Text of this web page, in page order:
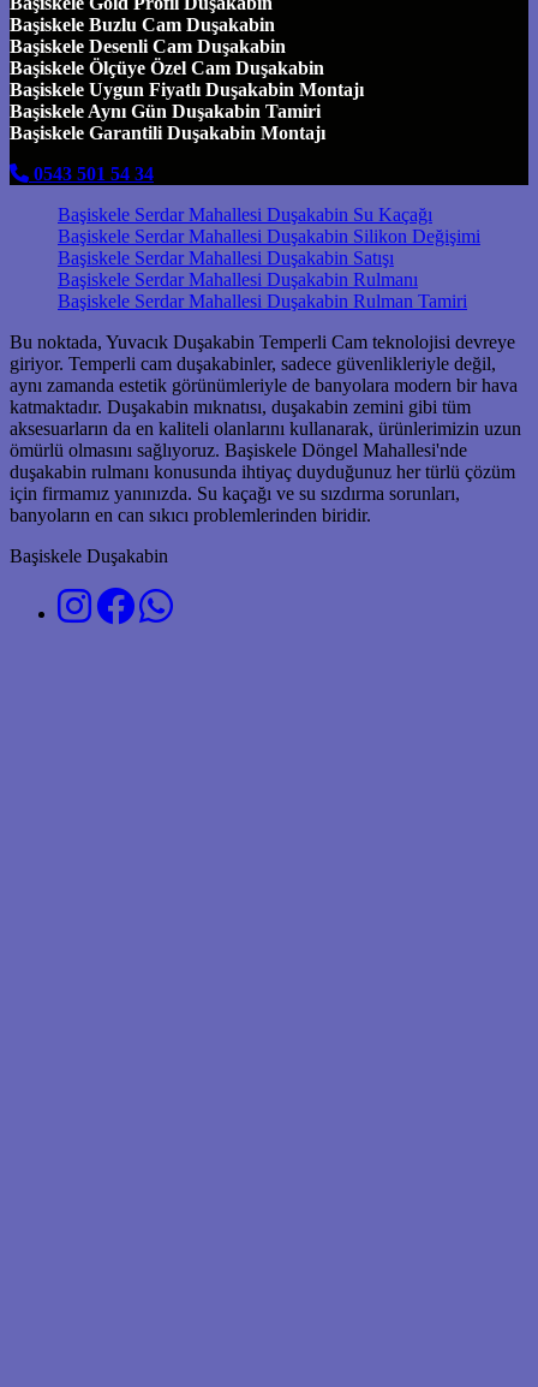
Başiskele Buzlu Cam Duşakabin
Başiskele Desenli Cam Duşakabin
Başiskele Ölçüye Özel Cam Duşakabin
Başiskele Uygun Fiyatlı Duşakabin Montajı
Başiskele Aynı Gün Duşakabin Tamiri
Başiskele Garantili Duşakabin Montajı
0543 501 54 34
Başiskele Serdar Mahallesi Duşakabin Su Kaçağı
Başiskele Serdar Mahallesi Duşakabin Silikon Değişimi
Başiskele Serdar Mahallesi Duşakabin Satışı
Başiskele Serdar Mahallesi Duşakabin Rulmanı
Başiskele Serdar Mahallesi Duşakabin Rulman Tamiri
Bu noktada, Yuvacık Duşakabin Temperli Cam teknolojisi devreye
giriyor. Temperli cam duşakabinler, sadece güvenlikleriyle değil,
aynı zamanda estetik görünümleriyle de banyolara modern bir hava
katmaktadır. Duşakabin mıknatısı, duşakabin zemini gibi tüm
aksesuarların da en kaliteli olanlarını kullanarak, ürünlerimizin uzun
ömürlü olmasını sağlıyoruz. Başiskele Döngel Mahallesi'nde
duşakabin rulmanı konusunda ihtiyaç duyduğunuz her türlü çözüm
için firmamız yanınızda. Su kaçağı ve su sızdırma sorunları,
banyoların en can sıkıcı problemlerinden biridir.
Başiskele Duşakabin